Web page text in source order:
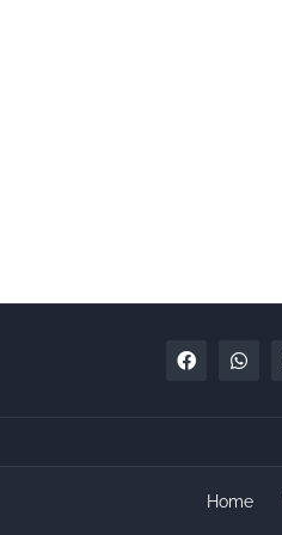
Home